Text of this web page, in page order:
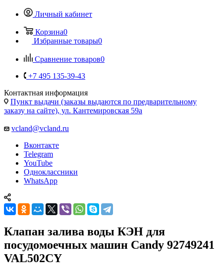
Личный кабинет
Корзина0
Избранные товары0
Сравнение товаров0
+7 495 135-39-43
Контактная информация
Пункт выдачи (заказы выдаются по предварительному
заказу на сайте), ул. Кантемировская 59а
vcland@vcland.ru
Вконтакте
Telegram
YouTube
Одноклассники
WhatsApp
Клапан залива воды КЭН для
посудомоечных машин Candy 92749241
VAL502CY